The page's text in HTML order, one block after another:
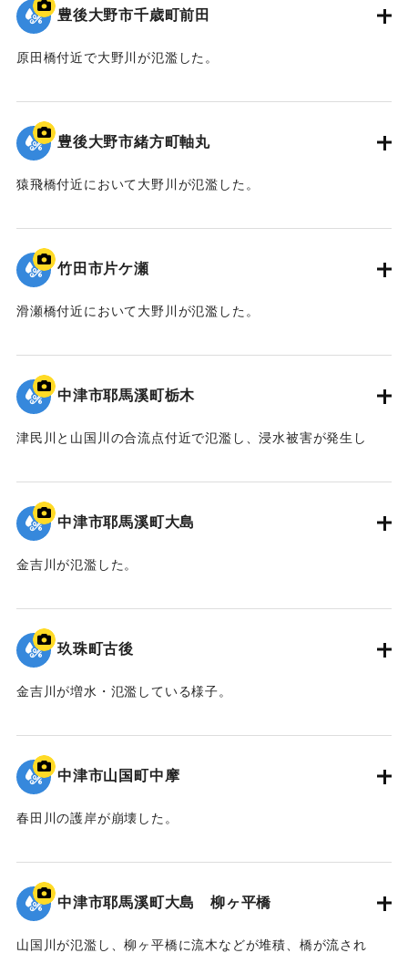
豊後大野市千歳町前田
原田橋付近で大野川が氾濫した。
｜固有コード:09922048
豊後大野市緒方町軸丸
猿飛橋付近において大野川が氾濫した。
｜固有コード:09922047
竹田市片ケ瀬
滑瀬橋付近において大野川が氾濫した。
｜固有コード:09922046
中津市耶馬溪町栃木
津民川と山国川の合流点付近で氾濫し、浸水被害が発生し
｜固有コード:
中津市耶馬溪町大島
金吉川が氾濫した。
｜固有コード:09922044
玖珠町古後
金吉川が増水・氾濫している様子。
｜固有コード:09922043
中津市山国町中摩
春田川の護岸が崩壊した。
｜固有コード:09922042
中津市耶馬溪町大島 柳ヶ平橋
山国川が氾濫し、柳ヶ平橋に流木などが堆積、橋が流され